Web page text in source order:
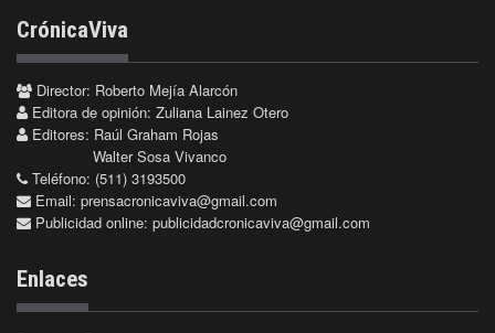
CrónicaViva
Director: Roberto Mejía Alarcón
Editora de opinión: Zuliana Lainez Otero
Editores: Raúl Graham Rojas
Walter Sosa Vivanco
Teléfono: (511) 3193500
Email: prensacronicaviva@gmail.com
Publicidad online: publicidadcronicaviva@gmail.com
Enlaces